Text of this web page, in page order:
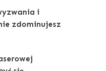
i
zdominujesz